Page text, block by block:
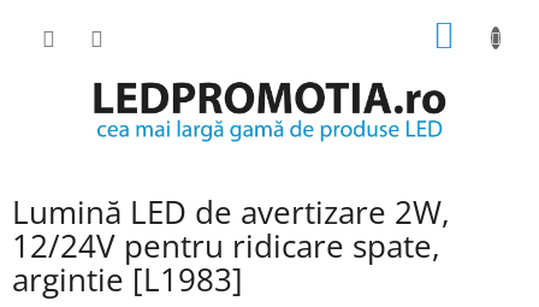
COŞ
Lumină LED de avertizare 2W,
12/24V pentru ridicare spate,
argintie [L1983]